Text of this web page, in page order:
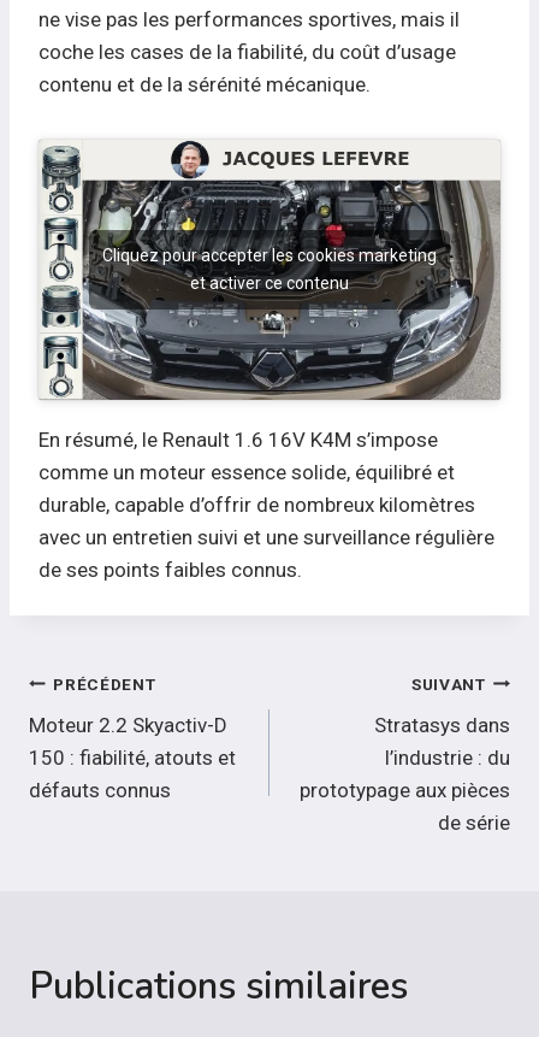
ne vise pas les performances sportives, mais il
coche les cases de la fiabilité, du coût d’usage
contenu et de la sérénité mécanique.
Cliquez pour accepter les cookies marketing
et activer ce contenu
En résumé, le Renault 1.6 16V K4M s’impose
comme un moteur essence solide, équilibré et
durable, capable d’offrir de nombreux kilomètres
avec un entretien suivi et une surveillance régulière
de ses points faibles connus.
Navigation
de
l’article
PRÉCÉDENT
Moteur 2.2 Skyactiv-D
150 : fiabilité, atouts et
défauts connus
SUIVANT
Stratasys dans
l’industrie : du
prototypage aux pièces
de série
Publications similaires